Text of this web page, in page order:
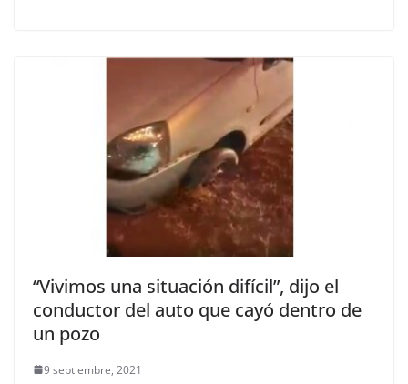
“Vivimos una situación difícil”, dijo el
conductor del auto que cayó dentro de
un pozo
9 septiembre, 2021